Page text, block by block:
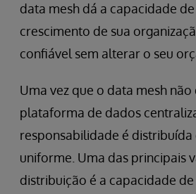
data mesh dá a capacidade
crescimento de sua
confiável sem alterar o seu
Uma vez que o data mesh
plataforma de dados
responsabilidade é
uniforme. Uma das principais
distribuição é a capacidade